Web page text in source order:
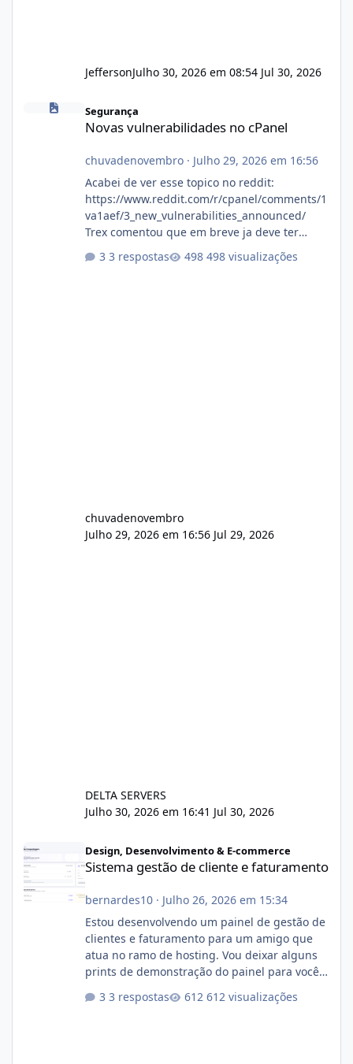
JeffersonJulho 30, 2026 em 08:54 Jul 30, 2026
Novas vulnerabilidades no cPanel
Segurança
Novas vulnerabilidades no cPanel
chuvadenovembro· Julho 29, 2026 em 16:56
Acabei de ver esse topico no reddit:
https://www.reddit.com/r/cpanel/comments/1
va1aef/3_new_vulnerabilities_announced/
Trex comentou que em breve ja deve ter
3 respostas 498 visualizações
chuvadenovembro
Julho 29, 2026 em 16:56 Jul 29, 2026
DELTA SERVERS
Julho 30, 2026 em 16:41 Jul 30, 2026
Design, Desenvolvimento & E-commerce
Sistema gestão de cliente e faturamento
bernardes10· Julho 26, 2026 em 15:34
Estou desenvolvendo um painel de gestão de
clientes e faturamento para um amigo que
atua no ramo de hosting. Vou deixar alguns
prints de demonstração do painel para vocês
com cerca de 80% concluído e conta com
3 respostas 612 visualizações